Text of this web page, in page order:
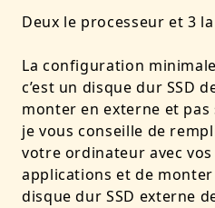
Deux le processeur et 3
La configuration
c’est un disque dur SSD
monter en externe et
je vous conseille de
votre ordinateur avec
applications et de
disque dur SSD externe